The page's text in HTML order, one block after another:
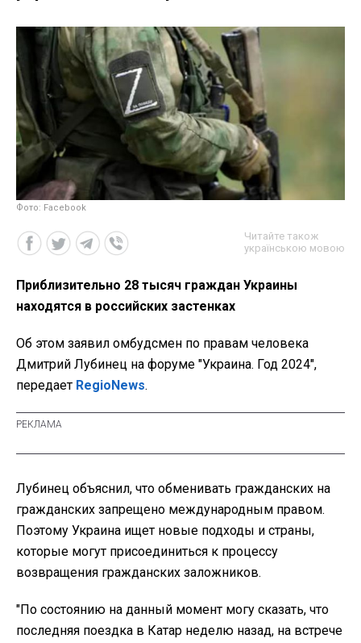
Фото: Facebook
Читайте також
українською мовою
Приблизительно 28 тысяч граждан Украины
находятся в российских застенках
Об этом заявил омбудсмен по правам человека
Дмитрий Лубинец на форуме "Украина. Год 2024",
передает RegioNews.
Лубинец объяснил, что обменивать гражданских на
гражданских запрещено международным правом.
Поэтому Украина ищет новые подходы и страны,
которые могут присоединиться к процессу
возвращения гражданских заложников.
"По состоянию на данный момент могу сказать, что
последняя поездка в Катар неделю назад, на встрече